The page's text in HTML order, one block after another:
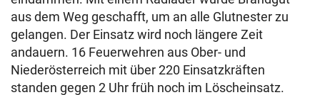
aus dem Weg geschafft, um an alle Glutnester zu
gelangen. Der Einsatz wird noch längere Zeit
andauern. 16 Feuerwehren aus Ober- und
Niederösterreich mit über 220 Einsatzkräften
standen gegen 2 Uhr früh noch im Löscheinsatz.